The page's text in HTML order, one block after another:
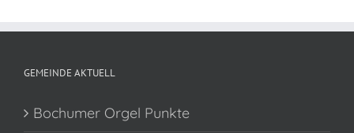
GEMEINDE AKTUELL
Bochumer Orgel Punkte